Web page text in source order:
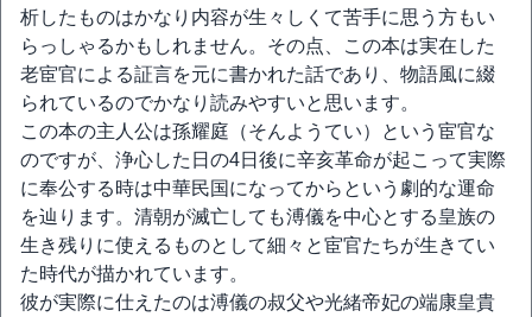
析したものはかなり内容が生々しくて苦手に思う方もい
らっしゃるかもしれません。その点、この本は実在した
老宦官による証言を元に書かれた話であり、物語風に綴
られているのでかなり読みやすいと思います。
この本の主人公は孫耀庭（そんようてい）という宦官な
のですが、浄心した日の4日後に辛亥革命が起こって実際
に奉公する時は中華民国になってからという劇的な運命
を辿ります。清朝が滅亡しても溥儀を中心とする皇族の
生き残りに使えるものとして細々と宦官たちが生きてい
た時代が描かれています。
彼が実際に仕えたのは溥儀の叔父や光緒帝妃の端康皇貴